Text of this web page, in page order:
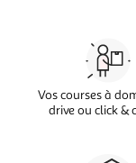
Vos courses à
drive ou click &